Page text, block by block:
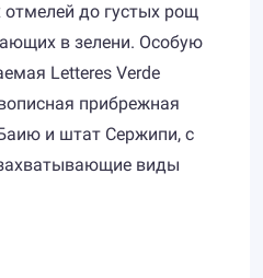
до густых рощ
в зелени. Особую
Letteres Verde
прибрежная
и штат Сержипи, с
виды